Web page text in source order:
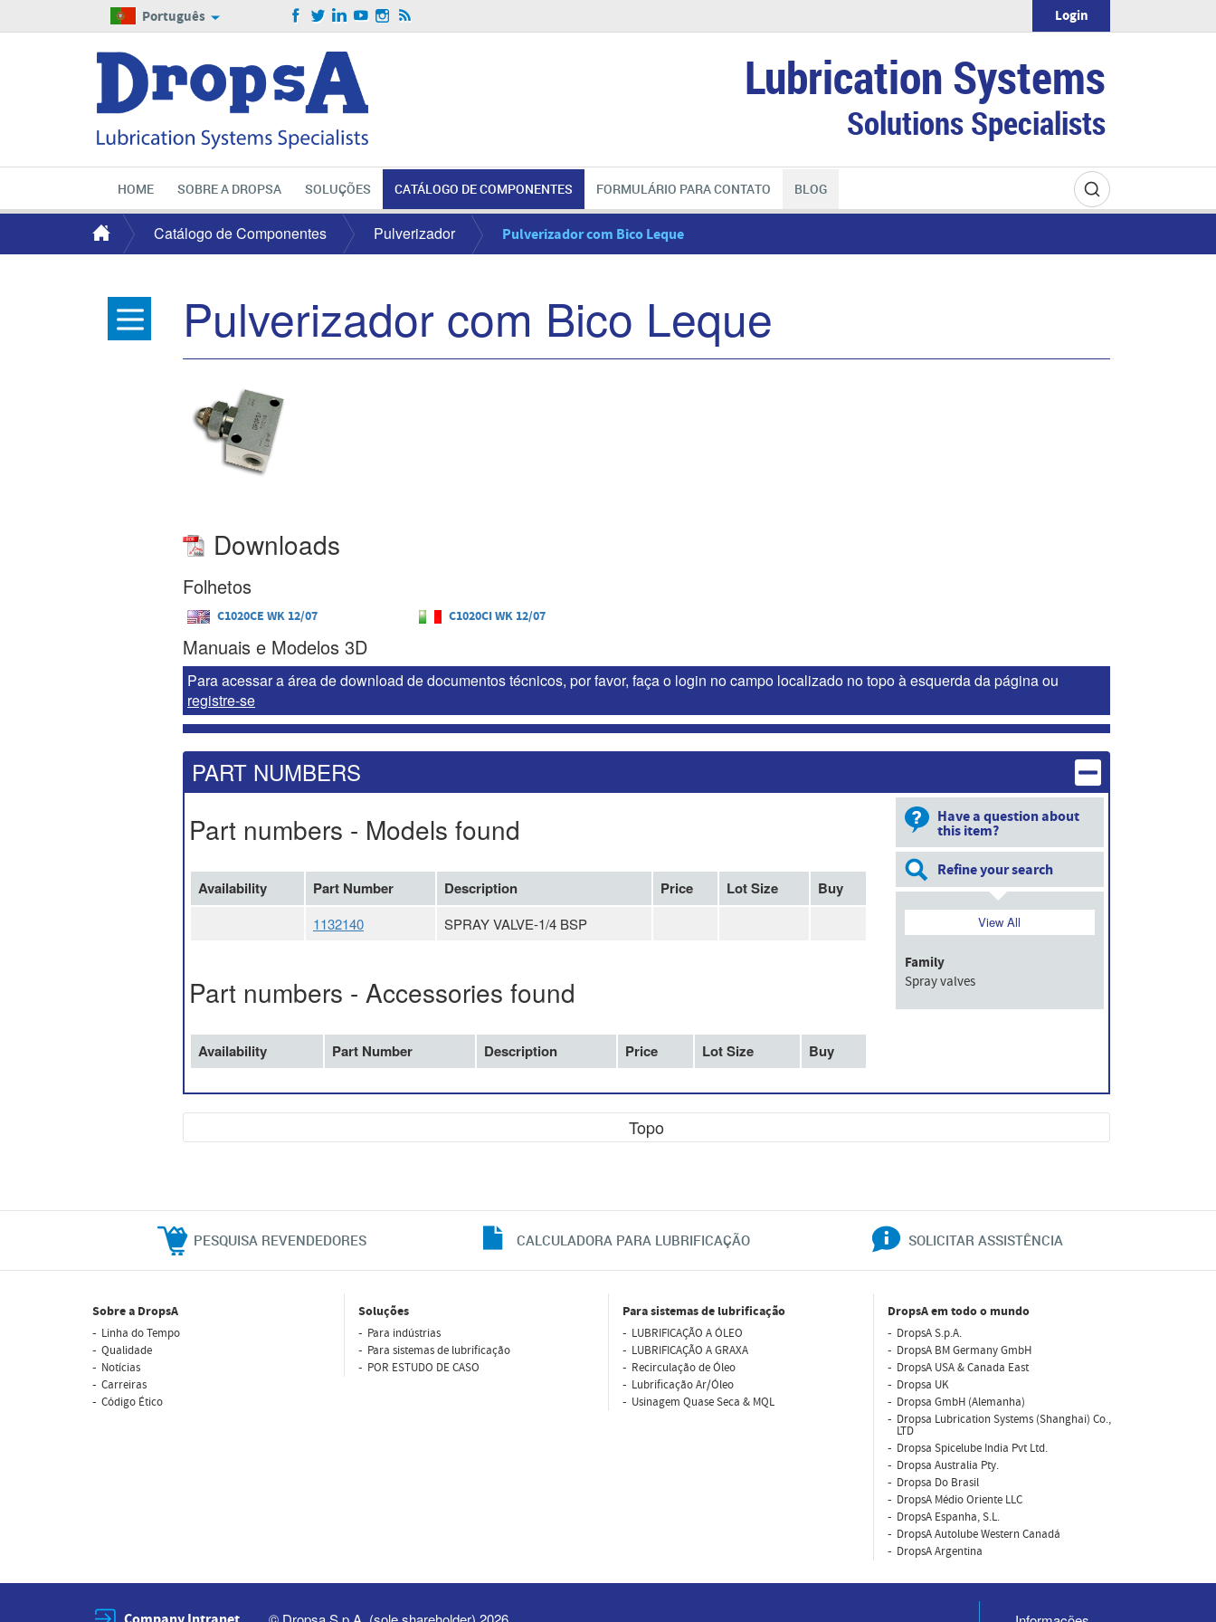
Lubrication Systems
Solutions Specialists
Português Login
HOME SOBRE A DROPSA SOLUÇÕES CATÁLOGO DE COMPONENTES FORMULÁRIO PARA CONTATO BLOG
Catálogo de Componentes Pulverizador Pulverizador com Bico Leque
Pulverizador com Bico Leque
Downloads
Folhetos
C1020CE WK 12/07 C1020CI WK 12/07
Manuais e Modelos 3D
Para acessar a área de download de documentos técnicos, por favor, faça o login no campo localizado no topo à esquerda da página ou
registre-se
PART NUMBERS
Part numbers - Models found
Availability Part Number Description Price Lot Size Buy
1132140 SPRAY VALVE-1/4 BSP
Part numbers - Accessories found
Availability Part Number Description Price Lot Size Buy
Have a question about
this item?
Refine your search
View All
Family
Spray valves
Topo
PESQUISA REVENDEDORES CALCULADORA PARA LUBRIFICAÇÃO SOLICITAR ASSISTÊNCIA
Sobre a DropsA
Linha do Tempo
Qualidade
Notícias
Carreiras
Código Ético
Soluções
Para indústrias
Para sistemas de lubrificação
POR ESTUDO DE CASO
Para sistemas de lubrificação
LUBRIFICAÇÃO A ÓLEO
LUBRIFICAÇÃO A GRAXA
Recirculação de Óleo
Lubriﬁcação Ar/Óleo
Usinagem Quase Seca & MQL
DropsA em todo o mundo
DropsA S.p.A.
DropsA BM Germany GmbH
DropsA USA & Canada East
Dropsa UK
Dropsa GmbH (Alemanha)
Dropsa Lubrication Systems (Shanghai) Co.,
LTD
Dropsa Spicelube India Pvt Ltd.
Dropsa Australia Pty.
Dropsa Do Brasil
DropsA Médio Oriente LLC
DropsA Espanha, S.L.
DropsA Autolube Western Canadá
DropsA Argentina